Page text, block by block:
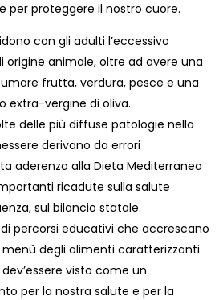
per proteggere il nostro cuore.
con gli adulti l’eccessivo
origine animale, oltre ad avere una
frutta, verdura, pesce e una
extra-vergine di oliva.
delle più diffuse patologie nella
derivano da errori
aderenza alla Dieta Mediterranea
ricadute sulla salute
sul bilancio statale.
percorsi educativi che accrescano
degli alimenti caratterizzanti
visto come un
per la nostra salute e per la